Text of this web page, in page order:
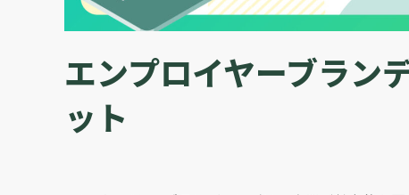
エンプロイヤーブラン
ット